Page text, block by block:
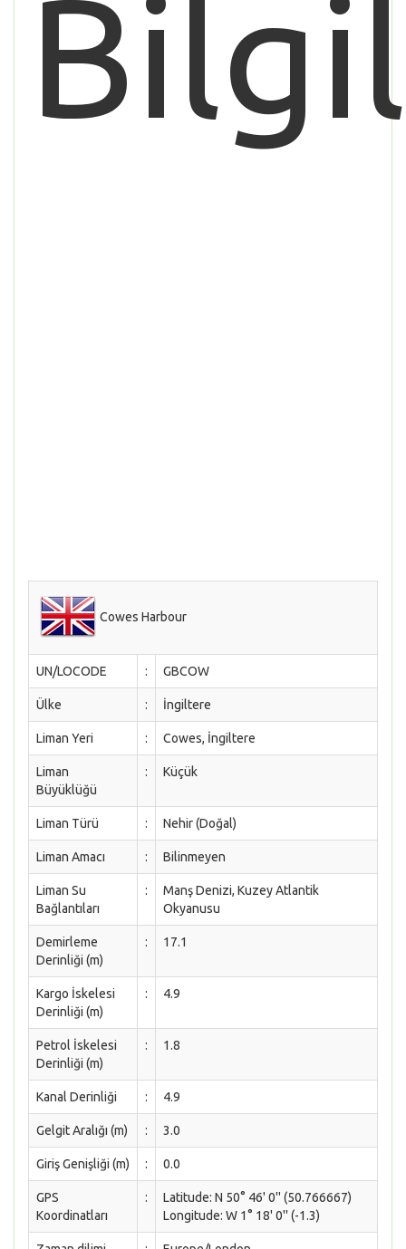
Cowes Harbour
UN/LOCODE : GBCOW
Ülke : İngiltere
Liman Yeri : Cowes, İngiltere
Liman
Büyüklüğü
: Küçük
Liman Türü : Nehir (Doğal)
Liman Amacı : Bilinmeyen
Liman Su
Bağlantıları
:
Manş Denizi, Kuzey Atlantik
Okyanusu
Demirleme
Derinliği (m)
: 17.1
Kargo İskelesi
Derinliği (m)
: 4.9
Petrol İskelesi
Derinliği (m)
: 1.8
Kanal Derinliği : 4.9
Gelgit Aralığı (m) : 3.0
Giriş Genişliği (m) : 0.0
GPS
Koordinatları
:
Latitude: N 50° 46' 0'' (50.766667)
Longitude: W 1° 18' 0'' (-1.3)